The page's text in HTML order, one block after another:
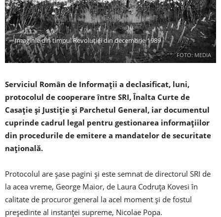
FOTO: MEDIA
Imaginie din timpul Revoluției din decembrie 1989
Serviciul Român de Informaţii a declasificat, luni,
protocolul de cooperare între SRI, Înalta Curte de
Casaţie şi Justiţie şi Parchetul General, iar documentul
cuprinde cadrul legal pentru gestionarea informaţiilor
din procedurile de emitere a mandatelor de securitate
naţională.
Protocolul are şase pagini şi este semnat de directorul SRI de
la acea vreme, George Maior, de Laura Codruţa Kovesi în
calitate de procuror general la acel moment şi de fostul
preşedinte al instanţei supreme, Nicolae Popa.